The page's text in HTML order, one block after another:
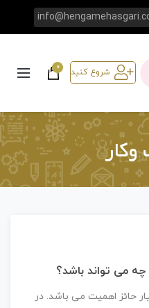
شروع کنید 0
می تواند باشد؟
حائز اهمیت می باشد. در